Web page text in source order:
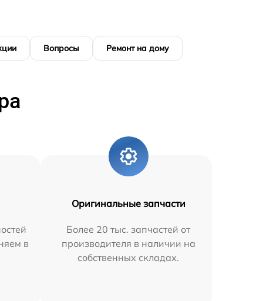
Вопросы Ремонт на дому
в
Оригинальные запчасти
Более 20 тыс. запчастей от
производителя в наличии на
собственных складах.